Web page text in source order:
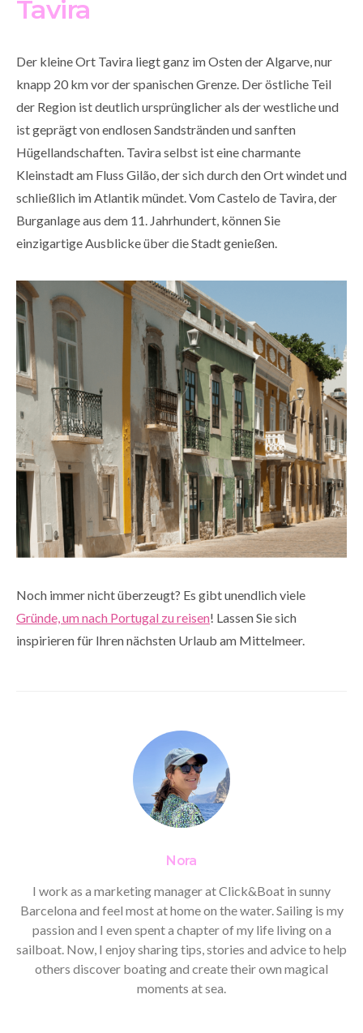
Tavira
Der kleine Ort Tavira liegt ganz im Osten der Algarve, nur
knapp 20 km vor der spanischen Grenze. Der östliche Teil
der Region ist deutlich ursprünglicher als der westliche und
ist geprägt von endlosen Sandstränden und sanften
Hügellandschaften. Tavira selbst ist eine charmante
Kleinstadt am Fluss Gilão, der sich durch den Ort windet und
schließlich im Atlantik mündet. Vom Castelo de Tavira, der
Burganlage aus dem 11. Jahrhundert, können Sie
einzigartige Ausblicke über die Stadt genießen.
Noch immer nicht überzeugt? Es gibt unendlich viele
Gründe, um nach Portugal zu reisen! Lassen Sie sich
inspirieren für Ihren nächsten Urlaub am Mittelmeer.
Nora
I work as a marketing manager at Click&Boat in sunny
Barcelona and feel most at home on the water. Sailing is my
passion and I even spent a chapter of my life living on a
sailboat. Now, I enjoy sharing tips, stories and advice to help
others discover boating and create their own magical
moments at sea.